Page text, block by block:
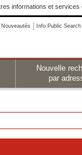
informations et services
Nouveautés Info Public Search
Nouvelle
par